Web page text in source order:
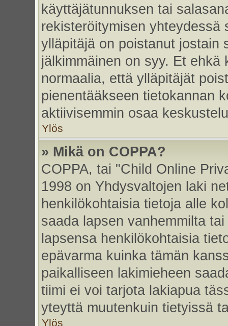
käyttäjätunnuksen tai
rekisteröitymisen yhteydessä
ylläpitäjä on poistanut jostain
jälkimmäinen on syy. Et
normaalia, että ylläpitäjät
pienentääkseen tietokannan
aktiivisemmin osaa
Ylös
» Mikä on COPPA?
COPPA, tai "Child Online
1998 on Yhdysvaltojen laki
henkilökohtaisia tietoja alle
saada lapsen vanhemmilta
lapsensa henkilökohtaisia
epävarma kuinka tämän
paikalliseen lakimieheen
tiimi ei voi tarjota lakiapua
yteyttä muutenkuin tietyissä
Ylös